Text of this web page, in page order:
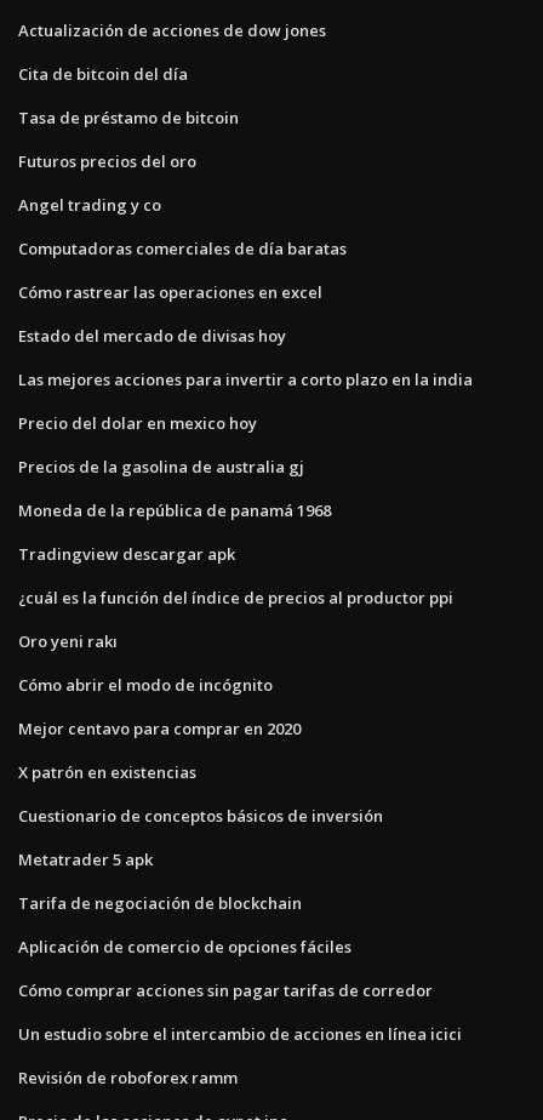
Actualización de acciones de dow jones
Cita de bitcoin del día
Tasa de préstamo de bitcoin
Futuros precios del oro
Angel trading y co
Computadoras comerciales de día baratas
Cómo rastrear las operaciones en excel
Estado del mercado de divisas hoy
Las mejores acciones para invertir a corto plazo en la india
Precio del dolar en mexico hoy
Precios de la gasolina de australia gj
Moneda de la república de panamá 1968
Tradingview descargar apk
¿cuál es la función del índice de precios al productor ppi
Oro yeni rakı
Cómo abrir el modo de incógnito
Mejor centavo para comprar en 2020
X patrón en existencias
Cuestionario de conceptos básicos de inversión
Metatrader 5 apk
Tarifa de negociación de blockchain
Aplicación de comercio de opciones fáciles
Cómo comprar acciones sin pagar tarifas de corredor
Un estudio sobre el intercambio de acciones en línea icici
Revisión de roboforex ramm